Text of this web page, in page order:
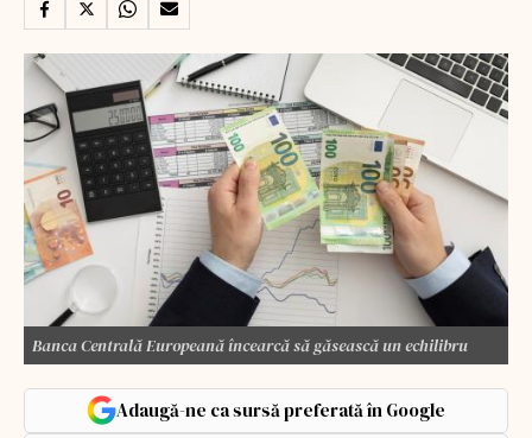
Banca Centrală Europeană încearcă să găsească un echilibru
Adaugă-ne ca sursă preferată în Google